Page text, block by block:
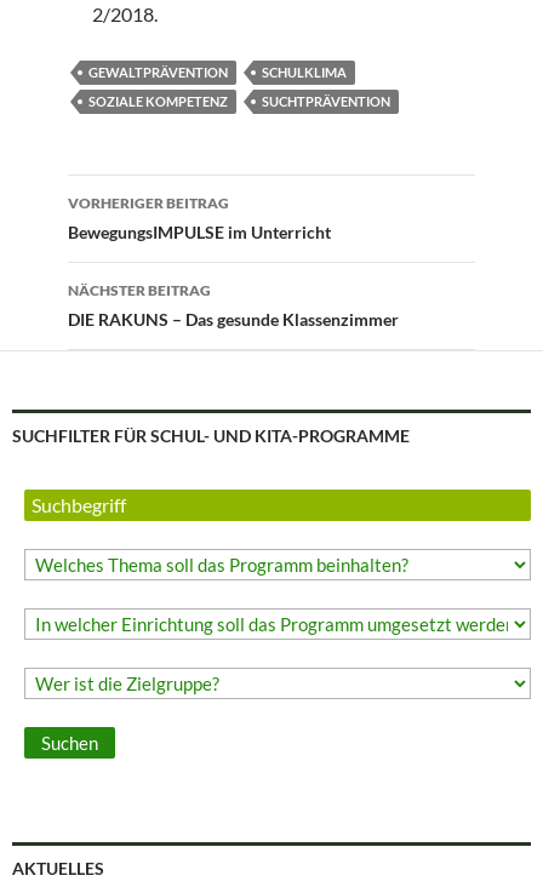
2/2018.
GEWALTPRÄVENTION
SCHULKLIMA
SOZIALE KOMPETENZ
SUCHTPRÄVENTION
Beitragsnavigation
VORHERIGER BEITRAG
BewegungsIMPULSE im Unterricht
NÄCHSTER BEITRAG
DIE RAKUNS – Das gesunde Klassenzimmer
SUCHFILTER FÜR SCHUL- UND KITA-PROGRAMME
AKTUELLES